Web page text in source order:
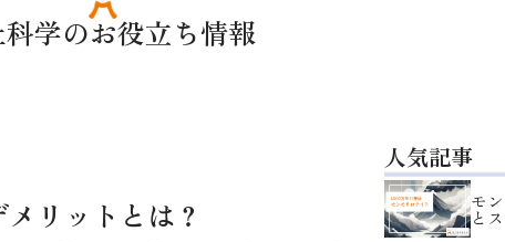
学のお役立ち情報
リットとは？
人気記事
モ
と